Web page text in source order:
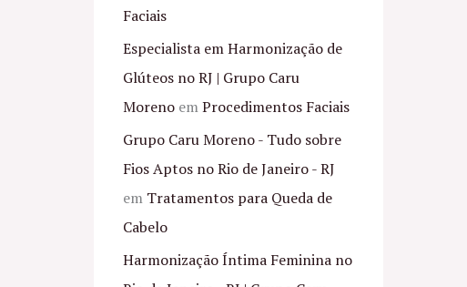
Faciais
Especialista em Harmonização de
Glúteos no RJ | Grupo Caru
Moreno emProcedimentos Faciais
Grupo Caru Moreno - Tudo sobre
Fios Aptos no Rio de Janeiro - RJ
em Tratamentos para Queda de
Cabelo
Harmonização Íntima Feminina no